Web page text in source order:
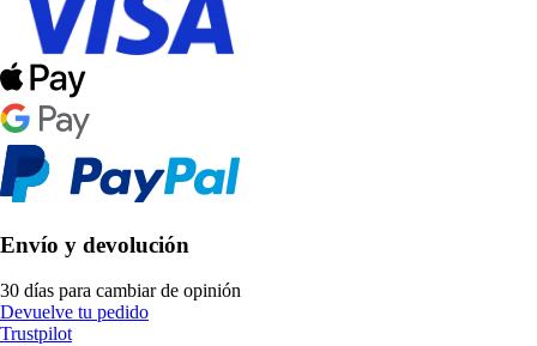
Envío y devolución
30 días para cambiar de opinión
Devuelve tu pedido
Trustpilot